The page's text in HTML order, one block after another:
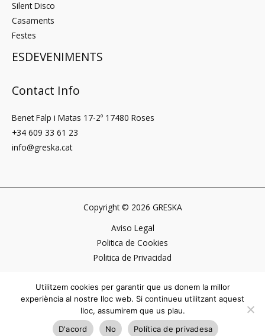
Silent Disco
Casaments
Festes
ESDEVENIMENTS
Contact Info
Benet Falp i Matas 17-2º 17480 Roses
+34 609 33 61 23
info@greska.cat
Copyright © 2026 GRESKA
Aviso Legal
Politica de Cookies
Politica de Privacidad
Utilitzem cookies per garantir que us donem la millor
experiència al nostre lloc web. Si continueu utilitzant aquest
lloc, assumirem que us plau.
D'acord
No Política de privadesa